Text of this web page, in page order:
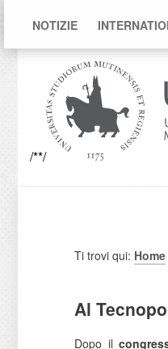
NOTIZIE
/**/
Ti trovi qui: Home
Al
Dopo il